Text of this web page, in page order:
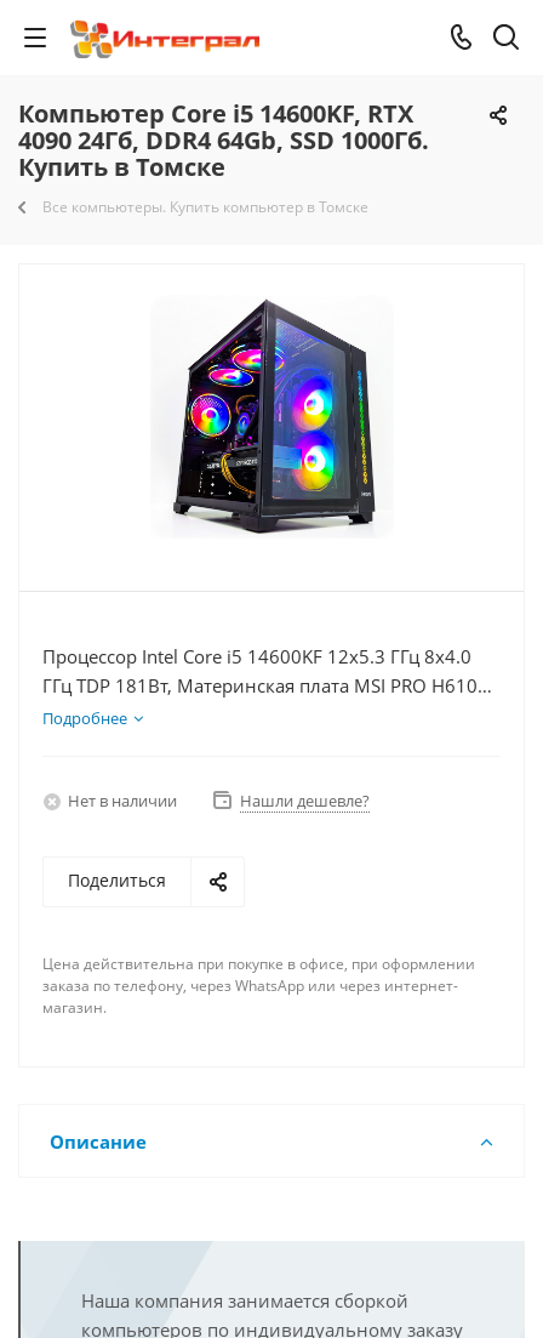
Компьютер Core i5 14600KF, RTX
4090 24Гб, DDR4 64Gb, SSD 1000Гб.
Купить в Томске
Все компьютеры. Купить компьютер в Томске
Процессор Intel Core i5 14600KF 12x5.3 ГГц 8x4.0
ГГц TDP 181Вт, Материнская плата MSI PRO H610M-
E, Видеокарта RTX 4090 24Гб, Память DDR4 64Gb,
Подробнее
Нет в наличии Нашли дешевле?
Поделиться
Цена действительна при покупке в офисе, при оформлении
заказа по телефону, через WhatsApp или через интернет-
магазин.
Описание
Наша компания занимается сборкой
компьютеров по индивидуальному заказу